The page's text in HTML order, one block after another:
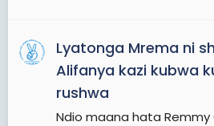
Lyatonga Mrema ni
Alifanya kazi kubwa
rushwa
Ndio maana hata